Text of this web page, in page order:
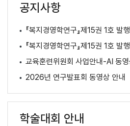
공지사항
『복지경영학연구』제15권 1호 발행
『복지경영학연구』제15권 1호 발행
2026년 연구발표회 동영상 안내
학술대회 안내